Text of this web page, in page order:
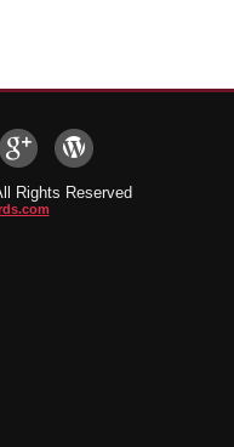
Rights Reserved